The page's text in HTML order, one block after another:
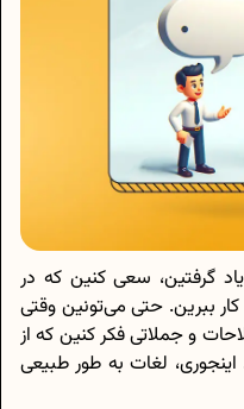
گرفتین، سعی کنین که در
کار ببرین. حتی می‌تونین وقتی
و جملاتی فکر کنین که از
لغات به طور طبیعی